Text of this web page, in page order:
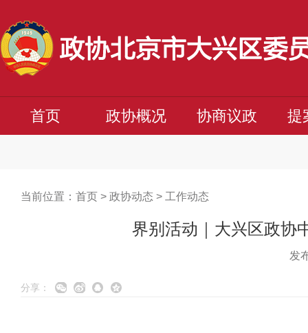
首页 政协概况 协商议政 提
当前位置： 首页 > 政协动态 > 工作动态
界别活动｜大兴区政协
发
分享：